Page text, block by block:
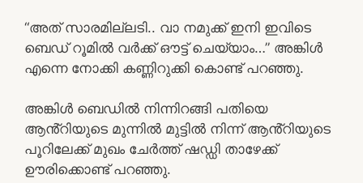
“അത് സാരമില്ലടി.. വാ നമുക്ക് ഇനി ഇവിടെ
ബെഡ് റൂമിൽ വർക്ക് ഔട്ട് ചെയ്യാം…” അങ്കിൾ
എന്നെ നോക്കി കണ്ണിറുക്കി കൊണ്ട് പറഞ്ഞു.
അങ്കിൾ ബെഡിൽ നിന്നിറങ്ങി പതിയെ
ആൻ്റിയുടെ മുന്നിൽ മുട്ടിൽ നിന്ന് ആൻ്റിയുടെ
പൂറിലേക്ക് മുഖം ചേർത്ത് ഷഡ്ഡി താഴേക്ക്
ഊരിക്കൊണ്ട് പറഞ്ഞു.